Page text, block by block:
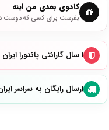
کادوی بعدی من اینه
بفرست برای کسی که دوست
۱ سال گارانتی پاندورا ایران
ارسال رایگان به سراسر